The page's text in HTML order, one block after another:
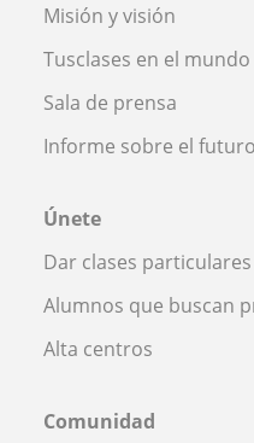
Misión y visión
Tusclases en el mundo
Sala de prensa
Informe sobre el
Únete
Dar clases particulares
Alumnos que buscan
Alta centros
Comunidad